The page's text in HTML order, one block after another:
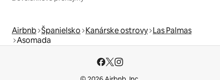
Airbnb Španielsko Kanárske ostrovy Las Palmas
Asomada